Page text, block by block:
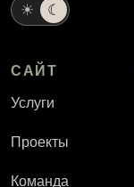
☀ ☾
САЙТ
Услуги
Проекты
Команда